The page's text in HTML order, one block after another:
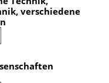
verschiedene